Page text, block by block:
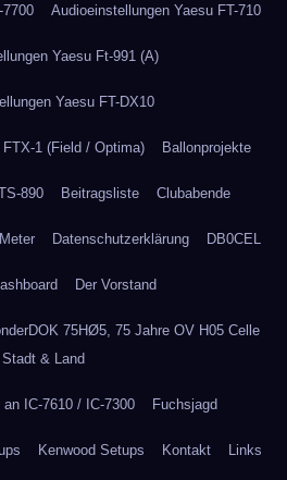
Audioeinstellungen Yaesu FT-710
Yaesu Ft-991 (A)
Yaesu FT-DX10
1 (Field / Optima) Ballonprojekte
890 Beitragsliste Clubabende
Datenschutzerklärung DB0CEL
Der Vorstand
75HØ5, 75 Jahre OV H05 Celle
Stadt & Land
IC-7610 / IC-7300 Fuchsjagd
Kenwood Setups Kontakt Links